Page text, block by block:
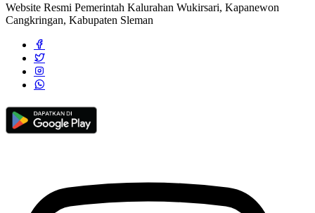
Website Resmi Pemerintah Kalurahan Wukirsari, Kapanewon
Cangkringan, Kabupaten Sleman